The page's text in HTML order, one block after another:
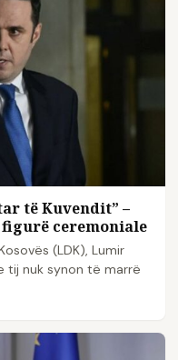
të Kuvendit” –
ceremoniale
(LDK), Lumir
tij nuk synon të marrë